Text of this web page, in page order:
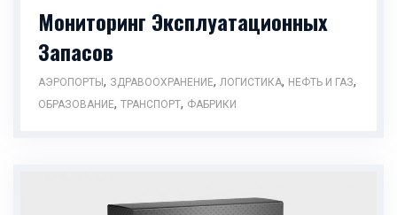
Мониторинг Эксплуатационных
Запасов
АЭРОПОРТЫ, ЗДРАВООХРАНЕНИЕ, ЛОГИСТИКА, НЕФТЬ И ГАЗ,
ОБРАЗОВАНИЕ, ТРАНСПОРТ, ФАБРИКИ